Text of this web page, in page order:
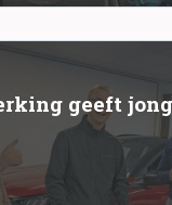
geeft